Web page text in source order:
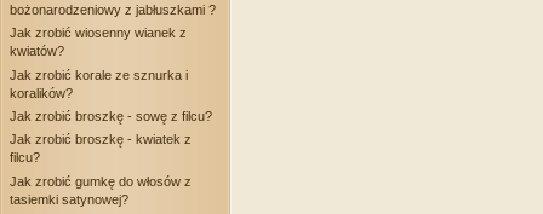
bożonarodzeniowy z jabłuszkami ?
Jak zrobić wiosenny wianek z
kwiatów?
Jak zrobić korale ze sznurka i
koralików?
Jak zrobić broszkę - sowę z filcu?
Jak zrobić broszkę - kwiatek z
filcu?
Jak zrobić gumkę do włosów z
tasiemki satynowej?